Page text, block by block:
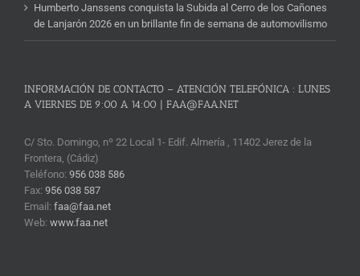
Humberto Janssens conquista la Subida al Cerro de los Cañones
de Lanjarón 2026 en un brillante fin de semana de automovilismo
INFORMACIÓN DE CONTACTO – ATENCIÓN TELEFÓNICA : LUNES
A VIERNES DE 9:00 A 14:00 | FAA@FAA.NET
C/ Sto. Domingo, nº 22 Local 1- Edif. Almería , 11402 Jerez de la
Frontera, (Cádiz)
Teléfono: 956 038 586
Fax: 956 038 587
Email: faa@faa.net
Web: www.faa.net